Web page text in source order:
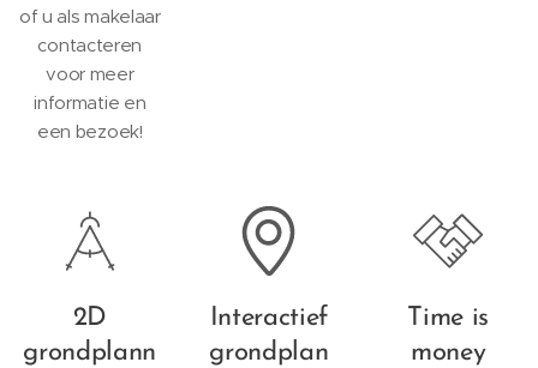
of u als makelaar
contacteren
voor meer
informatie en
een bezoek!
2D
grondplann
Interactief
grondplan
Time is
money